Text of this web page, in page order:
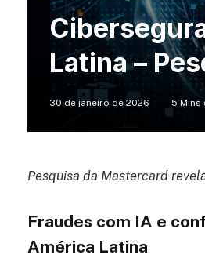
Latina –
30 de janeiro de 2026 5 Mins
Pesquisa da Mastercard
Fraudes com IA e
América Latina